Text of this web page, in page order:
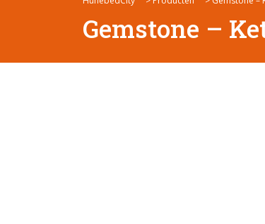
Gemstone –